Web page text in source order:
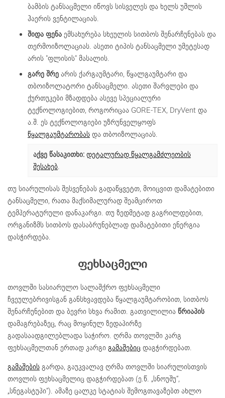
ბამბის ტანსაცმელი იწოვს სისველეს და ხელს უშლის
ჰაერის ვენტილაციას.
შიდა ფენა ემსახურება სხეულის სითბოს შენარჩუნებას და
თერმოიზოლაციას. ასეთი ტიპის ტანსაცმელი უმეტესად
არის "ფლისის" მასალის.
გარე შრე არის ქარგაუმტარი, წყალგაუმტარი და
თბოიზოლატორი ტანსაცმელი. ასეთი შარვლები და
ქურთუკები მზადდება ასევე სპეციალური
ტექნოლოგიებით, როგორიცაა GORE-TEX, DryVent და
ა.შ. ეს ტექნოლოგიები უზრუნველყოფს
წყალგაუმტარობას და თბოიზოლაციას.
აქვე წასაკითხი: დეტალურად წყალგამძლეობის
შესახებ.
თუ სიარულისას შესვენებას გადაწყვეტთ, მოიცვით დამატებითი
ტანსაცმელი, რათა მაქსიმალურად შეამციროთ
ტემპერატურული დანაკარგი. თუ ზედმეტად გაგრილდებით,
ორგანიზმს სითბოს დასაბრუნებლად დამატებითი ენერგია
დასჭირდება.
ფეხსაცმელი
თოვლში სასიარულო სალაშქრო ფეხსაცმელი
ჩვეულებრივისგან განსხვავდება წყალგაუმტარობით, სითბოს
შენარჩუნებით და ბევრი სხვა რამით. გათვილილია წრიაპის
დამაგრებაზეც, რაც მოყინულ ზედაპირზე
გადასაადგილებლადა საჭირო. ღრმა თოვლში კარგ
ფეხსაცმელთან ერთად კარგი გამაშებიც დაგჭირდებათ.
გამაშების გარდა, გაუკვალავ ღრმა თოვლში სიარულისთვის
თოვლის ფეხსაცმელიც დაგჭირდებათ (ე.წ. „სნოუშუ“,
„სნეგასტუპი“). ამაზე ცალკე სტატიას შემოგთავაზებთ ახლო